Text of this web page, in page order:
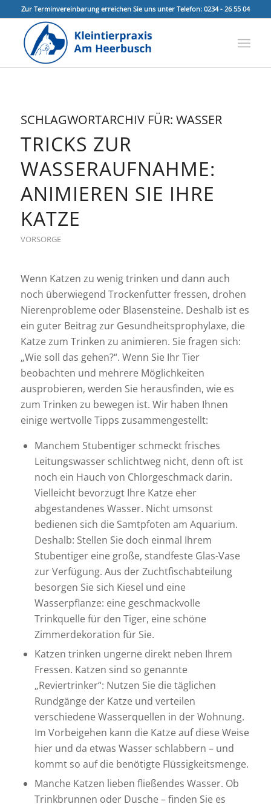
Zur Terminvereinbarung erreichen Sie uns unter Telefon: 0234 - 26 55 04
SCHLAGWORTARCHIV FÜR: WASSER
TRICKS ZUR
WASSERAUFNAHME:
ANIMIEREN SIE IHRE
KATZE
VORSORGE
Wenn Katzen zu wenig trinken und dann auch
noch überwiegend Trockenfutter fressen, drohen
Nierenprobleme oder Blasensteine. Deshalb ist es
ein guter Beitrag zur Gesundheitsprophylaxe, die
Katze zum Trinken zu animieren. Sie fragen sich:
„Wie soll das gehen?“. Wenn Sie Ihr Tier
beobachten und mehrere Möglichkeiten
ausprobieren, werden Sie herausfinden, wie es
zum Trinken zu bewegen ist. Wir haben Ihnen
einige wertvolle Tipps zusammengestellt:
Manchem Stubentiger schmeckt frisches
Leitungswasser schlichtweg nicht, denn oft ist
noch ein Hauch von Chlorgeschmack darin.
Vielleicht bevorzugt Ihre Katze eher
abgestandenes Wasser. Nicht umsonst
bedienen sich die Samtpfoten am Aquarium.
Deshalb: Stellen Sie doch einmal Ihrem
Stubentiger eine große, standfeste Glas-Vase
zur Verfügung. Aus der Zuchtfischabteilung
besorgen Sie sich Kiesel und eine
Wasserpflanze: eine geschmackvolle
Trinkquelle für den Tiger, eine schöne
Zimmerdekoration für Sie.
Katzen trinken ungerne direkt neben Ihrem
Fressen. Katzen sind so genannte
„Reviertrinker“: Nutzen Sie die täglichen
Rundgänge der Katze und verteilen
verschiedene Wasserquellen in der Wohnung.
Im Vorbeigehen kann die Katze auf diese Weise
hier und da etwas Wasser schlabbern – und
kommt so auf die benötigte Flüssigkeitsmenge.
Manche Katzen lieben fließendes Wasser. Ob
Trinkbrunnen oder Dusche – finden Sie es